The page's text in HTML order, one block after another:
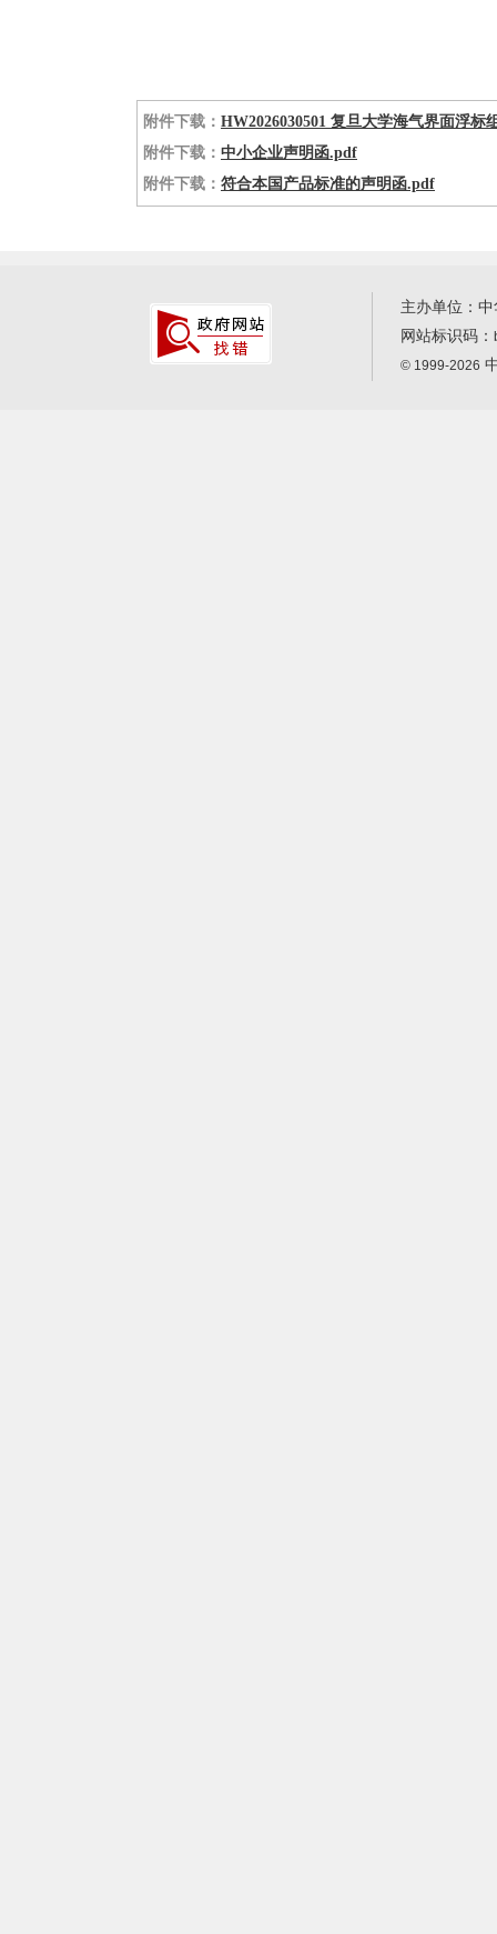
附件下载： HW2026030501 复旦大学海气界面浮
附件下载： 中小企业声明函.pdf
附件下载： 符合本国产品标准的声明函.pdf
主办单位：
网站标识码：
© 1999-2026